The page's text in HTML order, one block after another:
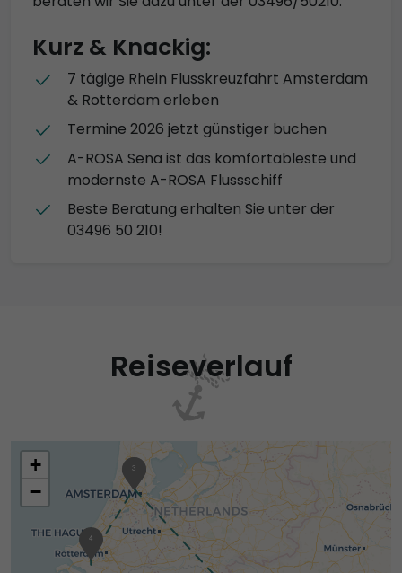
Kurz & Knackig:
7 tägige Rhein Flusskreuzfahrt Amsterdam
& Rotterdam erleben
Termine 2026 jetzt günstiger buchen
A-ROSA Sena ist das komfortableste und
modernste A-ROSA Flussschiff
Beste Beratung erhalten Sie unter der
03496 50 210!
Reiseverlauf
23
4
+
−